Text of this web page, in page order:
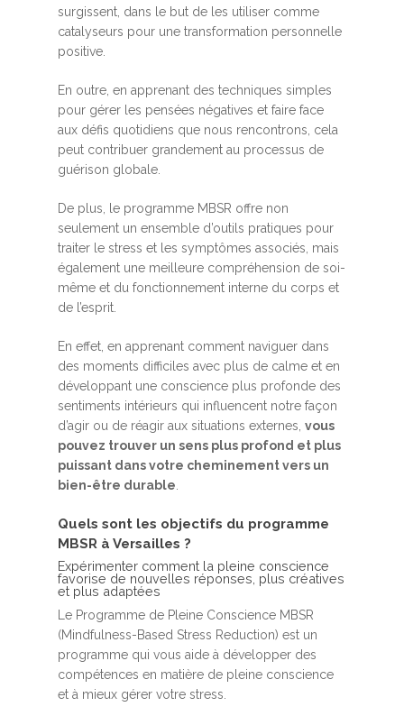
surgissent, dans le but de les utiliser comme
catalyseurs pour une transformation personnelle
positive.
En outre, en apprenant des techniques simples
pour gérer les pensées négatives et faire face
aux défis quotidiens que nous rencontrons, cela
peut contribuer grandement au processus de
guérison globale.
De plus, le programme MBSR offre non
seulement un ensemble d’outils pratiques pour
traiter le stress et les symptômes associés, mais
également une meilleure compréhension de soi-
même et du fonctionnement interne du corps et
de l’esprit.
En effet, en apprenant comment naviguer dans
des moments difficiles avec plus de calme et en
développant une conscience plus profonde des
sentiments intérieurs qui influencent notre façon
d’agir ou de réagir aux situations externes, vous
pouvez trouver un sens plus profond et plus
puissant dans votre cheminement vers un
bien-être durable
Quels sont les objectifs du programme
MBSR à Versailles ?
Expérimenter comment la pleine conscience
favorise de nouvelles réponses, plus créatives
et plus adaptées
Le Programme de Pleine Conscience MBSR
(Mindfulness-Based Stress Reduction) est un
programme qui vous aide à développer des
compétences en matière de pleine conscience
et à mieux gérer votre stress.